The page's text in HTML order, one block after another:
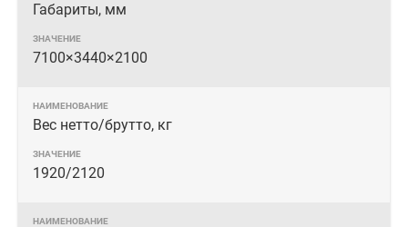
Габариты, мм
7100× 3440× 2100
Вес нетто/брутто, кг
1920/2120